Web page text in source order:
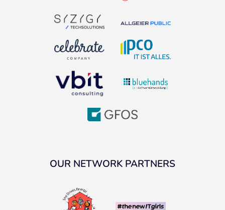
OUR NETWORK PARTNERS